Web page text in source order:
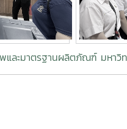
ละมาตรฐานผลิตภัณฑ์ มหาวิท